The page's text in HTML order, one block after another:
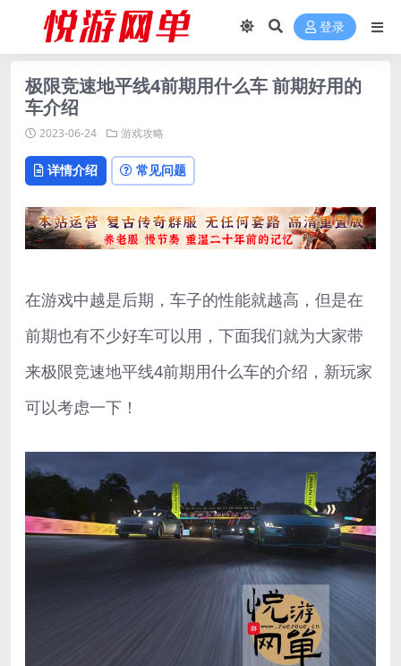
登录
极限竞速地平线4前期用什么车 前期好用的
车介绍
2023-06-24 游戏攻略
详情介绍 常见问题
在游戏中越是后期，车子的性能就越高，但是在
前期也有不少好车可以用，下面我们就为大家带
来极限竞速地平线4前期用什么车的介绍，新玩家
可以考虑一下！